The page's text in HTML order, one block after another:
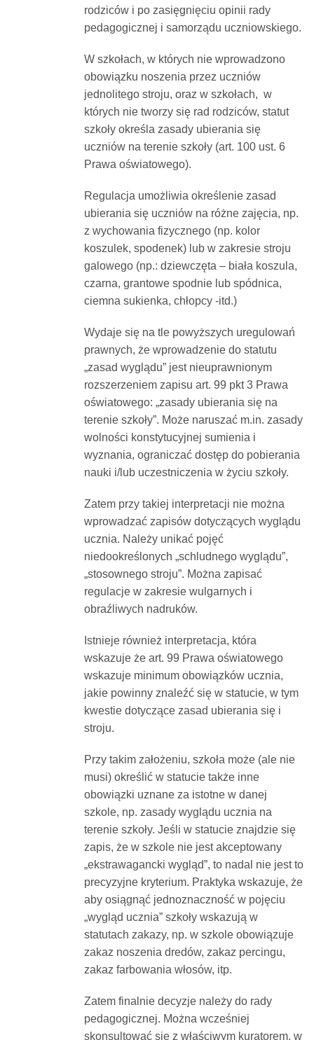
rodziców i po zasięgnięciu opinii rady
pedagogicznej i samorządu uczniowskiego.
W szkołach, w których nie wprowadzono
obowiązku noszenia przez uczniów
jednolitego stroju, oraz w szkołach, w
których nie tworzy się rad rodziców, statut
szkoły określa zasady ubierania się
uczniów na terenie szkoły (art. 100 ust. 6
Prawa oświatowego).
Regulacja umożliwia określenie zasad
ubierania się uczniów na różne zajęcia, np.
z wychowania fizycznego (np. kolor
koszulek, spodenek) lub w zakresie stroju
galowego (np.: dziewczęta – biała koszula,
czarna, grantowe spodnie lub spódnica,
ciemna sukienka, chłopcy -itd.)
Wydaje się na tle powyższych uregulowań
prawnych, że wprowadzenie do statutu
„zasad wyglądu” jest nieuprawnionym
rozszerzeniem zapisu art. 99 pkt 3 Prawa
oświatowego: „zasady ubierania się na
terenie szkoły”. Może naruszać m.in. zasady
wolności konstytucyjnej sumienia i
wyznania, ograniczać dostęp do pobierania
nauki i/lub uczestniczenia w życiu szkoły.
Zatem przy takiej interpretacji nie można
wprowadzać zapisów dotyczących wyglądu
ucznia. Należy unikać pojęć
niedookreślonych „schludnego wyglądu”,
„stosownego stroju”. Można zapisać
regulacje w zakresie wulgarnych i
obraźliwych nadruków.
Istnieje również interpretacja, która
wskazuje że art. 99 Prawa oświatowego
wskazuje minimum obowiązków ucznia,
jakie powinny znaleźć się w statucie, w tym
kwestie dotyczące zasad ubierania się i
stroju.
Przy takim założeniu, szkoła może (ale nie
musi) określić w statucie także inne
obowiązki uznane za istotne w danej
szkole, np. zasady wyglądu ucznia na
terenie szkoły. Jeśli w statucie znajdzie się
zapis, że w szkole nie jest akceptowany
„ekstrawagancki wygląd”, to nadal nie jest to
precyzyjne kryterium. Praktyka wskazuje, że
aby osiągnąć jednoznaczność w pojęciu
„wygląd ucznia” szkoły wskazują w
statutach zakazy, np. w szkole obowiązuje
zakaz noszenia dredów, zakaz percingu,
zakaz farbowania włosów, itp.
Zatem finalnie decyzje należy do rady
pedagogicznej. Można wcześniej
skonsultować się z właściwym kuratorem, w